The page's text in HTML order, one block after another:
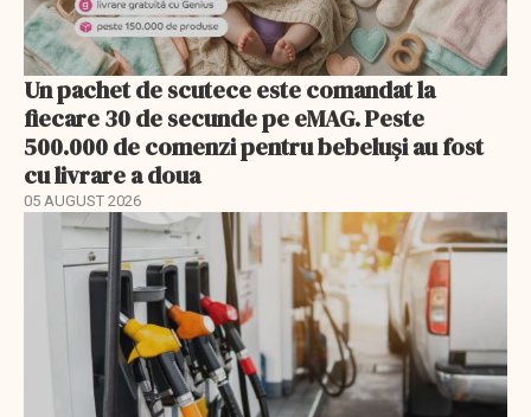
Un pachet de scutece este comandat la
fiecare 30 de secunde pe eMAG. Peste
500.000 de comenzi pentru bebeluși au fost
cu livrare a doua
05 AUGUST 2026